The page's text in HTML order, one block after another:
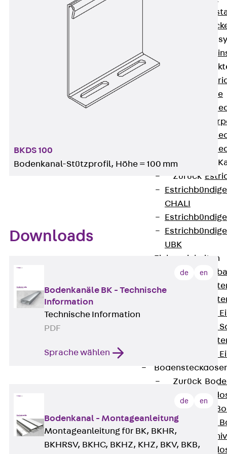
Kanalsysteme
Estrichbündige
Zurück
CHALI
UBK
Einbaueinheiten
Zurück
Nivellierbare
Nivellierbare
Nivellierbare
Zurück
Zubehör für
Nivellierbare
Zubehör für
BKDS 100
Bodenkanal-Stützprofil, Höhe = 100 mm
Downloads
de en
Bodenkanäle BK - Technische
Information
Technische Information
PDF
Sprache wählen
de en
Bodenkanal - Montageanleitung
Montageanleitung für BK, BKHR,
BKHRSV, BKHC, BKHZ, KHZ, BKV, BKB,